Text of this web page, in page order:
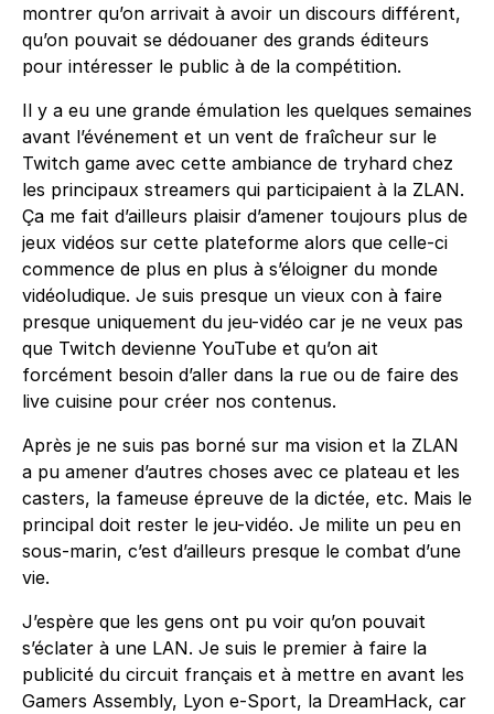
montrer qu’on arrivait à avoir un discours différent,
qu’on pouvait se dédouaner des grands éditeurs
pour intéresser le public à de la compétition.
Il y a eu une grande émulation les quelques semaines
avant l’événement et un vent de fraîcheur sur le
Twitch game avec cette ambiance de tryhard chez
les principaux streamers qui participaient à la ZLAN.
Ça me fait d’ailleurs plaisir d’amener toujours plus de
jeux vidéos sur cette plateforme alors que celle-ci
commence de plus en plus à s’éloigner du monde
vidéoludique. Je suis presque un vieux con à faire
presque uniquement du jeu-vidéo car je ne veux pas
que Twitch devienne YouTube et qu’on ait
forcément besoin d’aller dans la rue ou de faire des
live cuisine pour créer nos contenus.
Après je ne suis pas borné sur ma vision et la ZLAN
a pu amener d’autres choses avec ce plateau et les
casters, la fameuse épreuve de la dictée, etc. Mais le
principal doit rester le jeu-vidéo. Je milite un peu en
sous-marin, c’est d’ailleurs presque le combat d’une
vie.
J’espère que les gens ont pu voir qu’on pouvait
s’éclater à une LAN. Je suis le premier à faire la
publicité du circuit français et à mettre en avant les
Gamers Assembly, Lyon e-Sport, la DreamHack, car